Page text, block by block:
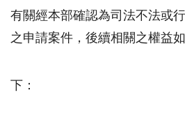
有關經本部確認為司法不法或
之申請案件，後續相關之權益如
下：